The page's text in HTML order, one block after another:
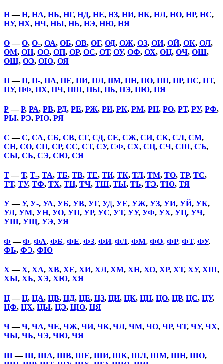
Н—Н, НА, НБ, НГ, НД, НЕ, НЗ, НИ, НК, НЛ, НО, НР, НС,
НУ, НХ, НЧ, НЫ, НЬ, НЭ, НЮ, НЯ
О—О, О-, ОА, ОБ, ОВ, ОГ, ОД, ОЖ, ОЗ, ОИ, ОЙ, ОК, ОЛ,
ОМ, ОН, ОО, ОП, ОР, ОС, ОТ, ОУ, ОФ, ОХ, ОЦ, ОЧ, ОШ,
ОЩ, ОЭ, ОЮ, ОЯ
П—П, П-, ПА, ПЕ, ПИ, ПЛ, ПМ, ПН, ПО, ПП, ПР, ПС, ПТ,
ПУ, ПФ, ПХ, ПЧ, ПШ, ПЫ, ПЬ, ПЭ, ПЮ, ПЯ
Р—Р, РА, РВ, РД, РЕ, РЖ, РИ, РК, РМ, РН, РО, РТ, РУ, РФ,
РЫ, РЭ, РЮ, РЯ
С —С, СА, СБ, СВ, СГ, СД, СЕ, СЖ, СИ, СК, СЛ, СМ,
СН, СО, СП, СР, СС, СТ, СУ, СФ, СХ, СЦ, СЧ, СШ, СЪ,
СЫ, СЬ, СЭ, СЮ, СЯ
Т—Т, Т-, ТА, ТБ, ТВ, ТЕ, ТИ, ТК, ТЛ, ТМ, ТО, ТР, ТС,
ТТ, ТУ, ТФ, ТХ, ТЦ, ТЧ, ТШ, ТЫ, ТЬ, ТЭ, ТЮ, ТЯ
У—У, У-, УА, УБ, УВ, УГ, УД, УЕ, УЖ, УЗ, УИ, УЙ, УК,
УЛ, УМ, УН, УО, УП, УР, УС, УТ, УУ, УФ, УХ, УЦ, УЧ,
УШ, УЩ, УЭ, УЯ
Ф —Ф, ФА, ФБ, ФЕ, ФЗ, ФИ, ФЛ, ФМ, ФО, ФР, ФТ, ФУ,
ФЬ, ФЭ, ФЮ
Х —Х, ХА, ХВ, ХЕ, ХИ, ХЛ, ХМ, ХН, ХО, ХР, ХТ, ХУ, ХШ,
ХЫ, ХЬ, ХЭ, ХЮ, ХЯ
Ц—Ц, ЦА, ЦВ, ЦД, ЦЕ, ЦЗ, ЦИ, ЦК, ЦН, ЦО, ЦР, ЦС, ЦУ,
ЦФ, ЦХ, ЦЫ, ЦЭ, ЦЮ, ЦЯ
Ч—Ч, ЧА, ЧЕ, ЧЖ, ЧИ, ЧК, ЧЛ, ЧМ, ЧО, ЧР, ЧТ, ЧУ, ЧХ,
ЧЫ, ЧЬ, ЧЭ, ЧЮ, ЧЯ
Ш—Ш, ША, ШВ, ШЕ, ШИ, ШК, ШЛ, ШМ, ШН, ШО,